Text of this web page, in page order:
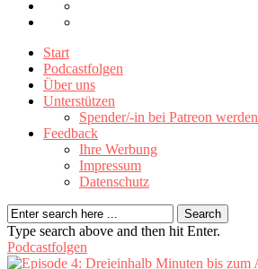
Start
Podcastfolgen
Über uns
Unterstützen
Spender/-in bei Patreon werden
Feedback
Ihre Werbung
Impressum
Datenschutz
Type search above and then hit Enter.
Podcastfolgen